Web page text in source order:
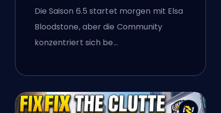
und das Monsters Take
Manhattan Event
Die Saison 6.5 startet morgen mit Elsa
Bloodstone, aber die Community
konzentriert sich be…